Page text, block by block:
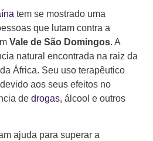
tem se mostrado uma
que lutam contra a
Vale de São Domingos. A
natural encontrada na raiz da
África. Seu uso terapêutico
aos seus efeitos no
de drogas, álcool e outros
ajuda para superar a